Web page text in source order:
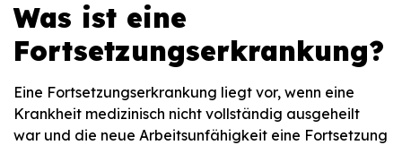
Was ist eine
Fortsetzungserkrankung?
Eine Fortsetzungserkrankung liegt vor, wenn eine
Krankheit medizinisch nicht vollständig ausgeheilt
war und die neue Arbeitsunfähigkeit eine Fortsetzung